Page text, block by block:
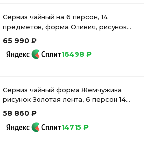
Сервиз чайный на 6 персон, 14
предметов, форма Оливия, рисунок
Лидия, арт 81.31429.00.1
65 990 ₽
16498 ₽
Сервиз чайный форма Жемчужина
рисунок Золотая лента, 6 персон 14
предметов, арт. 81.26223.00.1
58 860 ₽
14715 ₽